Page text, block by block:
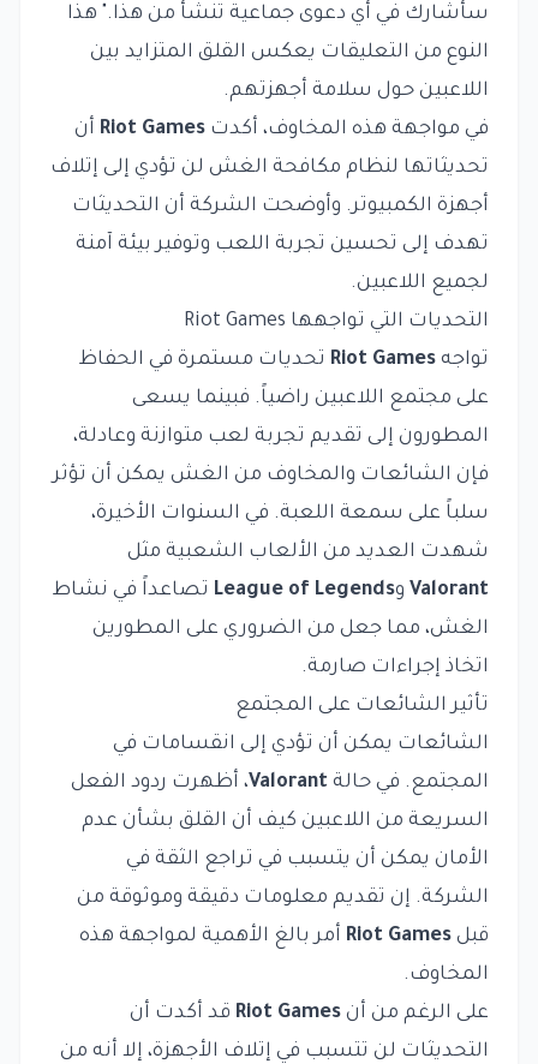
سأشارك في أي دعوى جماعية تنشأ من هذا." هذا
النوع من التعليقات يعكس القلق المتزايد بين
اللاعبين حول سلامة أجهزتهم.
في مواجهة هذه المخاوف، أكدت Riot Games أن
تحديثاتها لنظام مكافحة الغش لن تؤدي إلى إتلاف
أجهزة الكمبيوتر. وأوضحت الشركة أن التحديثات
تهدف إلى تحسين تجربة اللعب وتوفير بيئة آمنة
لجميع اللاعبين.
التحديات التي تواجهها Riot Games
تواجه Riot Games تحديات مستمرة في الحفاظ
على مجتمع اللاعبين راضياً. فبينما يسعى
المطورون إلى تقديم تجربة لعب متوازنة وعادلة،
فإن الشائعات والمخاوف من الغش يمكن أن تؤثر
سلباً على سمعة اللعبة. في السنوات الأخيرة،
شهدت العديد من الألعاب الشعبية مثل
Valorant وLeague of Legends تصاعداً في نشاط
الغش، مما جعل من الضروري على المطورين
اتخاذ إجراءات صارمة.
تأثير الشائعات على المجتمع
الشائعات يمكن أن تؤدي إلى انقسامات في
المجتمع. في حالة Valorant، أظهرت ردود الفعل
السريعة من اللاعبين كيف أن القلق بشأن عدم
الأمان يمكن أن يتسبب في تراجع الثقة في
الشركة. إن تقديم معلومات دقيقة وموثوقة من
قبل Riot Games أمر بالغ الأهمية لمواجهة هذه
المخاوف.
على الرغم من أن Riot Games قد أكدت أن
التحديثات لن تتسبب في إتلاف الأجهزة، إلا أنه من